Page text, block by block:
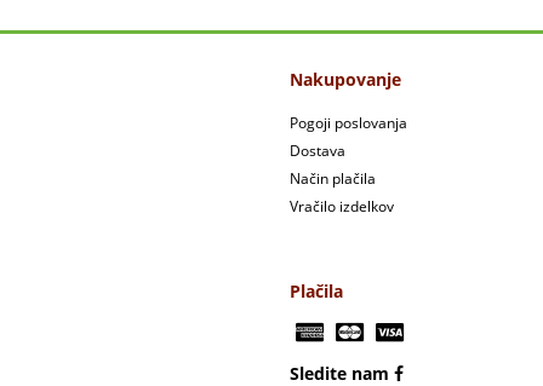
Nakupovanje
Pogoji poslovanja
Dostava
Način plačila
Vračilo izdelkov
Plačila
Sledite nam